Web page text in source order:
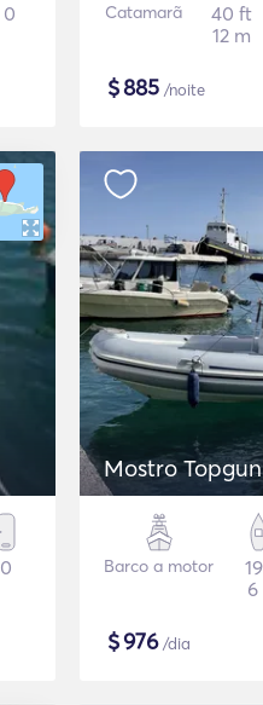
0 Catamarã
40 ft
12 m
$885 /noite
0
Mostro Topgun
Barco a motor
6
$976/dia